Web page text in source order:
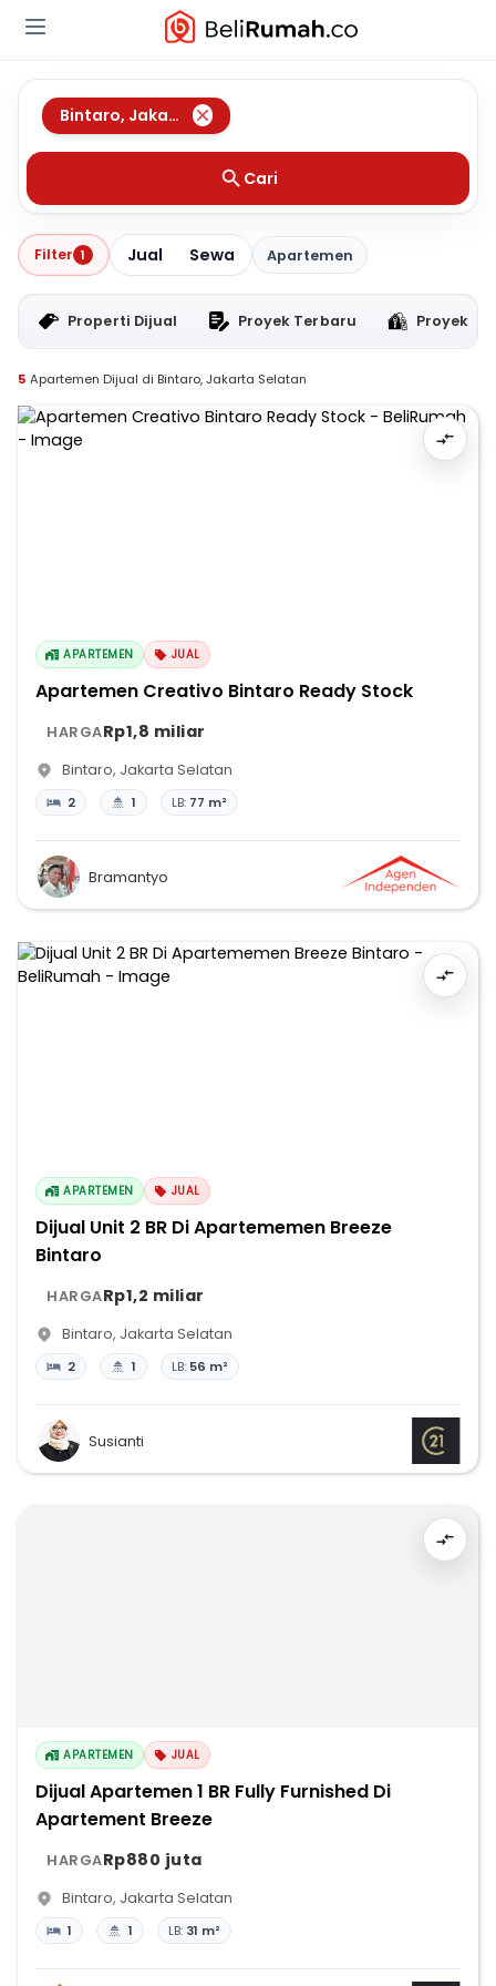
Bintaro, Jakarta Selatan
Cari
Filter 1 Jual Sewa Apartemen
Properti Dijual Proyek Terbaru Proyek
5 Apartemen Dijual di Bintaro, Jakarta Selatan
APARTEMEN JUAL
Apartemen Creativo Bintaro Ready Stock
HARGARp1,8 miliar
Bintaro, Jakarta Selatan
2 1 LB: 77 m²
Bramantyo
APARTEMEN JUAL
Dijual Unit 2 BR Di Apartememen Breeze
Bintaro
HARGARp1,2 miliar
Bintaro, Jakarta Selatan
2 1 LB: 56 m²
Susianti
APARTEMEN JUAL
Dijual Apartemen 1 BR Fully Furnished Di
Apartement Breeze
HARGARp880 juta
Bintaro, Jakarta Selatan
1 1 LB: 31 m²